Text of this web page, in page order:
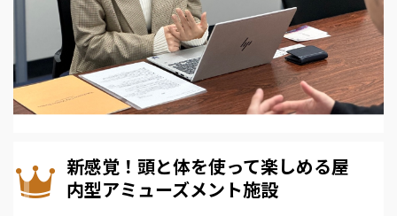
新感覚！頭と体を使って楽しめる屋
内型アミューズメント施設